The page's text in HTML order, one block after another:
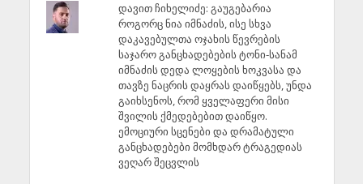
დავით ჩიხელიძე: გაუგებარია
როგორც ნია იმნაძის, ისე სხვა
დაკავებულთა ოჯახის წევრების
საჯარო განცხადებების ტონი-სანამ
იმნაძის დედა ლოყების ხოკვასა და
თავზე ნაცრის დაყრას დაიწყებს, უნდა
გაიხსენოს, რომ ყველაფერი მისი
შვილის ქმედებებით დაიწყო.
ემოციური სცენები და დრამატული
განცხადებები მომხდარ ტრაგედიას
ვეღარ შეცვლის